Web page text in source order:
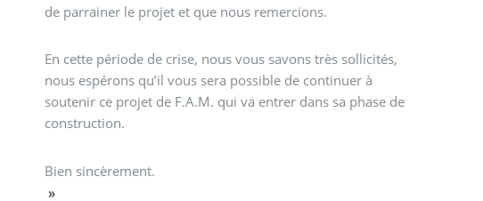
de parrainer le projet et que nous remercions.
En cette période de crise, nous vous savons très sollicités,
nous espérons qu’il vous sera possible de continuer à
soutenir ce projet de F.A.M. qui va entrer dans sa phase de
construction.
Bien sincèrement.
»